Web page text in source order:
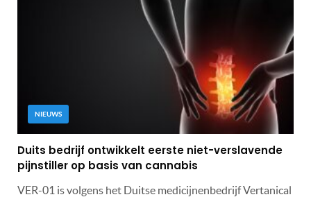
NIEUWS
Duits bedrijf ontwikkelt eerste niet-verslavende
pijnstiller op basis van cannabis
VER-01 is volgens het Duitse medicijnenbedrijf Vertanical